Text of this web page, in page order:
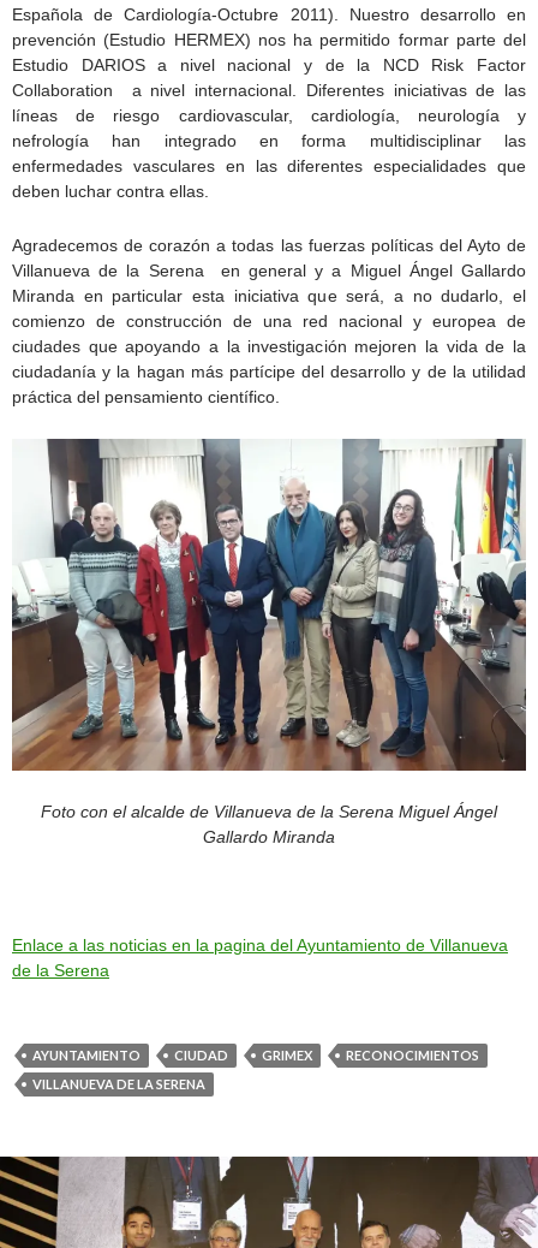
Española de Cardiología-Octubre 2011). Nuestro desarrollo en
prevención (Estudio HERMEX) nos ha permitido formar parte del
Estudio DARIOS a nivel nacional y de la NCD Risk Factor
Collaboration a nivel internacional. Diferentes iniciativas de las
líneas de riesgo cardiovascular, cardiología, neurología y
nefrología han integrado en forma multidisciplinar las
enfermedades vasculares en las diferentes especialidades que
deben luchar contra ellas.
Agradecemos de corazón a todas las fuerzas políticas del Ayto de
Villanueva de la Serena en general y a Miguel Ángel Gallardo
Miranda en particular esta iniciativa que será, a no dudarlo, el
comienzo de construcción de una red nacional y europea de
ciudades que apoyando a la investigación mejoren la vida de la
ciudadanía y la hagan más partícipe del desarrollo y de la utilidad
práctica del pensamiento científico.
Foto con el alcalde de Villanueva de la Serena Miguel Ángel
Gallardo Miranda
Enlace a las noticias en la pagina del Ayuntamiento de Villanueva
de la Serena
AYUNTAMIENTO CIUDAD GRIMEX
RECONOCIMIENTOS
VILLANUEVA DE LA SERENA